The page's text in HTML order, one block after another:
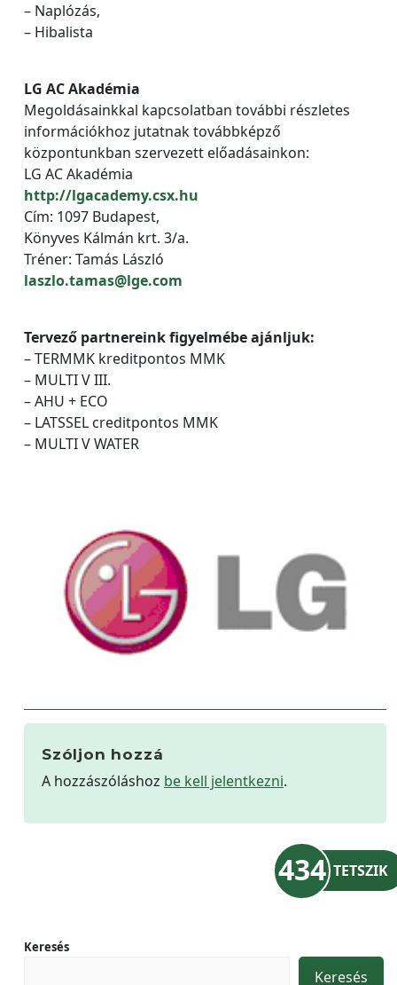
– Naplózás,
– Hibalista
LG AC Akadémia
Megoldásainkkal kapcsolatban további részletes
információkhoz jutatnak továbbképző
központunkban szervezett előadásainkon:
LG AC Akadémia
http://lgacademy.csx.hu
Cím: 1097 Budapest,
Könyves Kálmán krt. 3/a.
Tréner: Tamás László
laszlo.tamas@lge.com
Tervező partnereink figyelmébe ajánljuk:
– TERMMK kreditpontos MMK
– MULTI V III.
– AHU + ECO
– LATSSEL creditpontos MMK
– MULTI V WATER
Szóljon hozzá
A hozzászóláshoz be kell jelentkezni.
434 TETSZIK
Keresés
Keresés